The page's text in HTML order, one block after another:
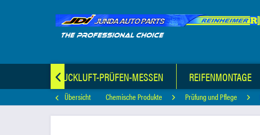
DRUCKLUFT-PRÜFEN-MESSEN REIFENMONTAGE

Übersicht Chemische Produkte Prüfung und Pflege